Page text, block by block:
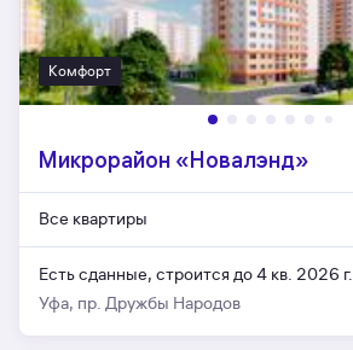
Комфорт
Микрорайон «Новалэнд»
Все квартиры
Есть сданные, строится до 4 кв. 2026 г.
Уфа, пр. Дружбы Народов